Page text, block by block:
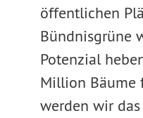
öffentlichen
Bündnisgrüne
Potenzial
Million Bäume
werden wir das